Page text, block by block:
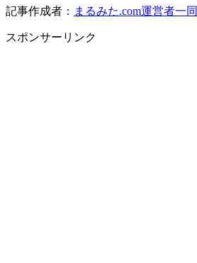
記事作成者： まるみた.com運営者一同
スポンサーリンク